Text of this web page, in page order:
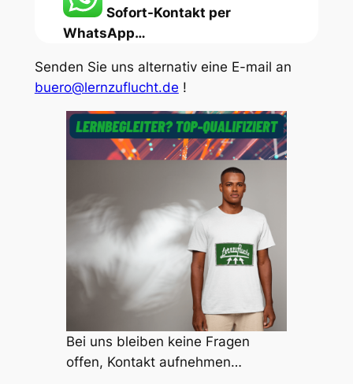
Sofort-Kontakt per
WhatsApp…
Senden Sie uns alternativ eine E-mail an
buero@lernzuflucht.de !
Bei uns bleiben keine Fragen
offen, Kontakt aufnehmen…